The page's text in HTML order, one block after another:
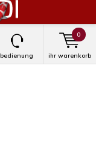
bedienung ihr warenkorb
0